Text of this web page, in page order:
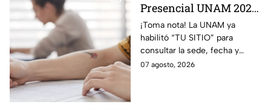
Presencial UNAM 2026:
consulta aquí tu sede,
fecha y horario
¡Toma nota! La UNAM ya
habilitó “TU SITIO” para
consultar la sede, fecha y
horario del Examen Control
07 agosto, 2026